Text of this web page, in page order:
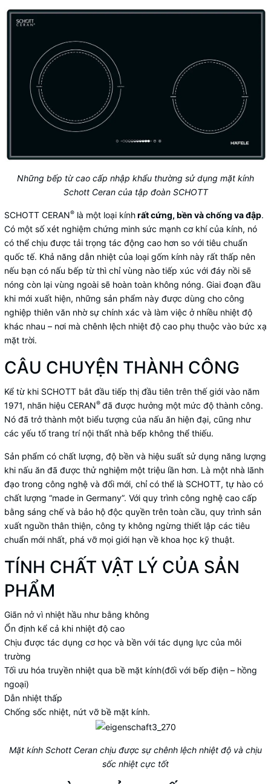
Những bếp từ cao cấp nhập khẩu thường sử dụng mặt kính
Schott Ceran của tập đoàn SCHOTT
SCHOTT CERAN® là một loại kínhrất cứng, bền và chống va đập.
Có một số xét nghiệm chứng minh sức mạnh cơ khí của kính, nó
có thể chịu được tải trọng tác động cao hơn so với tiêu chuẩn
quốc tế. Khả năng dẫn nhiệt của loại gốm kính này rất thấp nên
nếu bạn có nấu bếp từ thì chỉ vùng nào tiếp xúc với đáy nồi sẽ
nóng còn lại vùng ngoài sẽ hoàn toàn không nóng. Giai đoạn đầu
khi mới xuất hiện, những sản phẩm này được dùng cho công
nghiệp thiên văn nhờ sự chính xác và làm việc ở nhiều nhiệt độ
khác nhau – nơi mà chênh lệch nhiệt độ cao phụ thuộc vào bức xạ
mặt trời.
CÂU CHUYỆN THÀNH CÔNG
Kể từ khi SCHOTT bắt đầu tiếp thị đầu tiên trên thế giới vào năm
1971, nhãn hiệu CERAN® đã được hưởng một mức độ thành công.
Nó đã trở thành một biểu tượng của nấu ăn hiện đại, cũng như
các yếu tố trang trí nội thất nhà bếp không thể thiếu.
Sản phẩm có chất lượng, độ bền và hiệu suất sử dụng năng lượng
khi nấu ăn đã được thử nghiệm một triệu lần hơn. Là một nhà lãnh
đạo trong công nghệ và đổi mới, chỉ có thể là SCHOTT, tự hào có
chất lượng “made in Germany”. Với quy trình công nghệ cao cấp
bằng sáng chế và bảo hộ độc quyền trên toàn cầu, quy trình sản
xuất nguồn thân thiện, công ty không ngừng thiết lập các tiêu
chuẩn mới nhất, phá vỡ mọi giới hạn về khoa học kỹ thuật.
TÍNH CHẤT VẬT LÝ CỦA SẢN
PHẨM
Giãn nở vì nhiệt hầu như bằng không
Ổn định kể cả khi nhiệt độ cao
Chịu được tác dụng cơ học và bền với tác dụng lực của môi
trường
Tối ưu hóa truyền nhiệt qua bề mặt kính(đối với bếp điện – hồng
ngoại)
Dẫn nhiệt thấp
Chống sốc nhiệt, nứt vỡ bề mặt kính.
Mặt kính Schott Ceran chịu được sự chênh lệch nhiệt độ và chịu
sốc nhiệt cực tốt